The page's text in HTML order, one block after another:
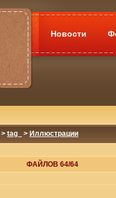
Новости
> tag_ > Иллюстрации
ФАЙЛОВ 64/64